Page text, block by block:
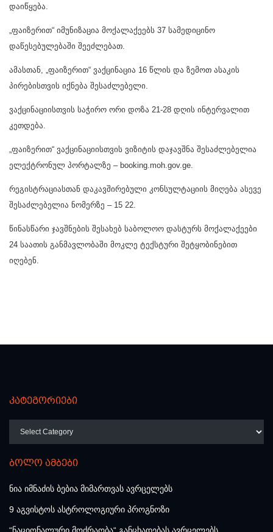
დაიწყება.
„ფაიზერით“ იმუნიზაცია მოქალაქეებს 37 სამედიცინო
დაწესებულებაში შეეძლებათ.
ამასთან, „ფაიზერით“ ვაქცინაცია 16 წლის და ზემოთ ასაკის
პირებისთვის იქნება შესაძლებელი.
ვაქცინაციისთვის საჭირო ორი დოზა 21-28 დღის ინტერვალით
კეთდება.
„ფაიზერით“ ვაქცინაციისთვის ვიზიტის დაჯავშნა შესაძლებელია
ელექტრონულ პორტალზე – booking.moh.gov.ge.
რეგისტრაციასთან დაკავშირებული კონსულტაციის მიღება ასევე
შესაძლებელია ნომერზე – 15 22.
წინასწარი ჯავშნების შესახებ საბოლოო დასტურს მოქალაქეები
24 საათის განმავლობაში მოკლე ტექსტური შეტყობინებით
იღებენ.
კატეგორიები
ბოლო ამბები
ნია იმნაძის ბებია მიმართვას ავრცელებს
9 აგვისტოს ასტროლოგიური პროგნოზი
“ნაციონალური მოძრაობა“ განცხადებას ავრცელებს